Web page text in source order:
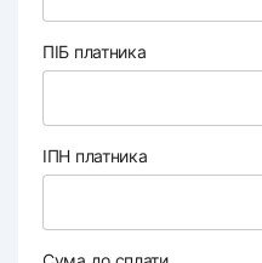
ПІБ платника
ІПН платника